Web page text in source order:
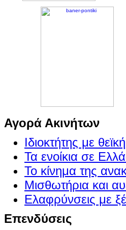
Αγορά Ακινήτων
Ιδιοκτήτης με
Τα ενοίκια σε
Το κίνημα της
Μισθωτήρια και
Ελαφρύνσεις με
Επενδύσεις